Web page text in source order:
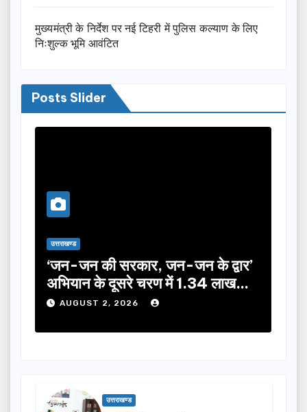
मुख्यमंत्री के निर्देश पर नई टिहरी में पुलिस कल्याण के लिए
निःशुल्क भूमि आवंटित
Posts Slider
उत्तराखण्ड
‘जन-जन की सरकार, जन-जन के द्वार’
अभियान के दूसरे चरण में 1.34 लाख
लोगों की भागीदारी…
AUGUST 2, 2026
उत्तराखण्ड